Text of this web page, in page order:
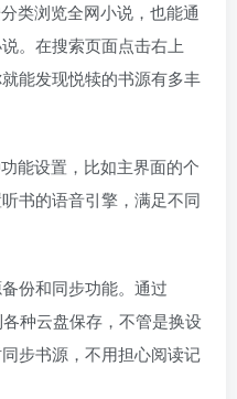
类浏览全网小说，也能通
。在搜索页面点击右上
能发现悦犊的书源有多丰
能设置，比如主界面的个
书的语音引擎，满足不同
份和同步功能。通过
种云盘保存，不管是换设
步书源，不用担心阅读记